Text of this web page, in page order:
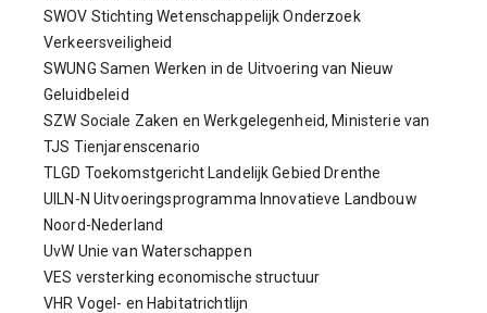
SWOV Stichting Wetenschappelijk Onderzoek
Verkeersveiligheid
SWUNG Samen Werken in de Uitvoering van Nieuw
Geluidbeleid
SZW Sociale Zaken en Werkgelegenheid, Ministerie van
TJS Tienjarenscenario
TLGD Toekomstgericht Landelijk Gebied Drenthe
UILN-N Uitvoeringsprogramma Innovatieve Landbouw
Noord-Nederland
UvW Unie van Waterschappen
VES versterking economische structuur
VHR Vogel- en Habitatrichtlijn